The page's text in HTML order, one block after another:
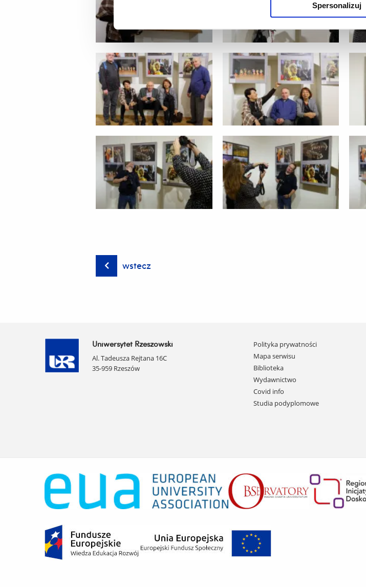
Spersonalizuj
wstecz
Uniwersytet Rzeszowski
Al. Tadeusza Rejtana 16C
35-959 Rzeszów
Pomiń
nawigację
i
przejdź
do
treści
Polityka prywatności
Mapa serwisu
Biblioteka
Wydawnictwo
Covid info
Studia podyplomowe